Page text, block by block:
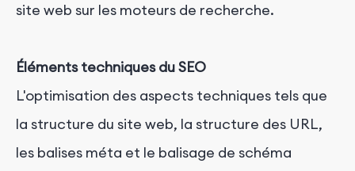
site web sur les moteurs de recherche.
Éléments techniques du SEO
L'optimisation des aspects techniques tels que
la structure du site web, la structure des URL,
les balises méta et le balisage de schéma